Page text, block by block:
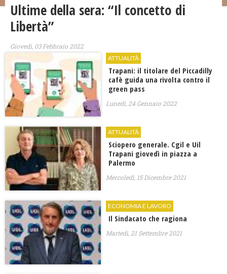
Ultime della sera: “Il concetto di
Libertà”
Giovedì, 03 Febbraio 2022
ATTUALITÀ
Trapani: il titolare del Piccadilly
cafè guida una rivolta contro il
green pass
Lunedì, 24 Gennaio 2022
ATTUALITÀ
Sciopero generale. Cgil e Uil
Trapani giovedì in piazza a
Palermo
Mercoledì, 15 Dicembre 2021
ECONOMIA E LAVORO
Il Sindacato che ragiona
Martedì, 21 Settembre 2021